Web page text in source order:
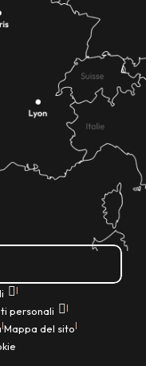
|
personali |
|Mappa del sito|